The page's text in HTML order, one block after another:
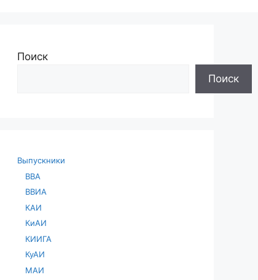
Поиск
Поиск
Выпускники
ВВА
ВВИА
КАИ
КиАИ
КИИГА
КуАИ
МАИ